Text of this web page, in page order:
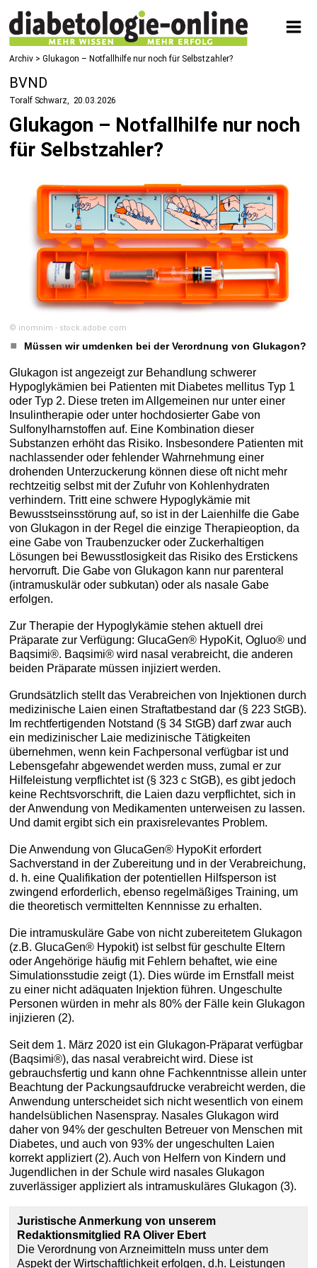
Archiv > Glukagon – Notfallhilfe nur noch für Selbstzahler?
BVND
Toralf Schwarz 20.03.2026
Glukagon – Notfallhilfe nur noch
für Selbstzahler?
© inomnim - stock.adobe.com
Müssen wir umdenken bei der Verordnung von Glukagon?
Glukagon ist angezeigt zur Behandlung schwerer
Hypoglykämien bei Patienten mit Diabetes mellitus Typ 1
oder Typ 2. Diese treten im Allgemeinen nur unter einer
Insulintherapie oder unter hochdosierter Gabe von
Sulfonylharnstoffen auf. Eine Kombination dieser
Substanzen erhöht das Risiko. Insbesondere Patienten mit
nachlassender oder fehlender Wahrnehmung einer
drohenden Unterzuckerung können diese oft nicht mehr
rechtzeitig selbst mit der Zufuhr von Kohlenhydraten
verhindern. Tritt eine schwere Hypoglykämie mit
Bewusstseinsstörung auf, so ist in der Laienhilfe die Gabe
von Glukagon in der Regel die einzige Therapieoption, da
eine Gabe von Traubenzucker oder Zuckerhaltigen
Lösungen bei Bewusstlosigkeit das Risiko des Erstickens
hervorruft. Die Gabe von Glukagon kann nur parenteral
(intramuskulär oder subkutan) oder als nasale Gabe
erfolgen.
Zur Therapie der Hypoglykämie stehen aktuell drei
Präparate zur Verfügung: GlucaGen® HypoKit, Ogluo® und
Baqsimi®. Baqsimi® wird nasal verabreicht, die anderen
beiden Präparate müssen injiziert werden.
Grundsätzlich stellt das Verabreichen von Injektionen durch
medizinische Laien einen Straftatbestand dar (§ 223 StGB).
Im rechtfertigenden Notstand (§ 34 StGB) darf zwar auch
ein medizinischer Laie medizinische Tätigkeiten
übernehmen, wenn kein Fachpersonal verfügbar ist und
Lebensgefahr abgewendet werden muss, zumal er zur
Hilfeleistung verpflichtet ist (§ 323 c StGB), es gibt jedoch
keine Rechtsvorschrift, die Laien dazu verpflichtet, sich in
der Anwendung von Medikamenten unterweisen zu lassen.
Und damit ergibt sich ein praxisrelevantes Problem.
Die Anwendung von GlucaGen® HypoKit erfordert
Sachverstand in der Zubereitung und in der Verabreichung,
d. h. eine Qualifikation der potentiellen Hilfsperson ist
zwingend erforderlich, ebenso regelmäßiges Training, um
die theoretisch vermittelten Kennnisse zu erhalten.
Die intramuskuläre Gabe von nicht zubereitetem Glukagon
(z.B. GlucaGen® Hypokit) ist selbst für geschulte Eltern
oder Angehörige häufig mit Fehlern behaftet, wie eine
Simulationsstudie zeigt (1). Dies würde im Ernstfall meist
zu einer nicht adäquaten Injektion führen. Ungeschulte
Personen würden in mehr als 80% der Fälle kein Glukagon
injizieren (2).
Seit dem 1. März 2020 ist ein Glukagon-Präparat verfügbar
(Baqsimi®), das nasal verabreicht wird. Diese ist
gebrauchsfertig und kann ohne Fachkenntnisse allein unter
Beachtung der Packungsaufdrucke verabreicht werden, die
Anwendung unterscheidet sich nicht wesentlich von einem
handelsüblichen Nasenspray. Nasales Glukagon wird
daher von 94% der geschulten Betreuer von Menschen mit
Diabetes, und auch von 93% der ungeschulten Laien
korrekt appliziert (2). Auch von Helfern von Kindern und
Jugendlichen in der Schule wird nasales Glukagon
zuverlässiger appliziert als intramuskuläres Glukagon (3).
Juristische Anmerkung von unserem
Redaktionsmitglied RA Oliver Ebert
Die Verordnung von Arzneimitteln muss unter dem
Aspekt der Wirtschaftlichkeit erfolgen, d.h. Leistungen